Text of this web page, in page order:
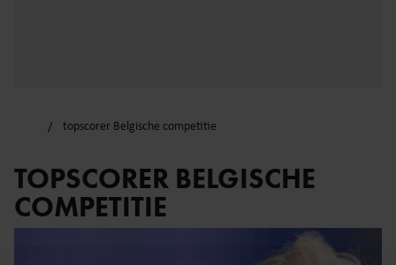
topscorer Belgische competitie
TOPSCORER BELGISCHE
COMPETITIE